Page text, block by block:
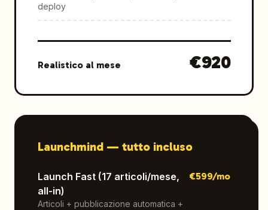
deploy
Realistico al mese €920
Launchmind — tutto incluso
Launch Fast (17 articoli/mese,
all-in)
Articoli + pubblicazione automatica +
€599/mo